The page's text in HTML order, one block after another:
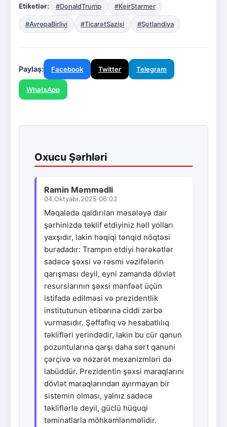
Etiketlər: #DonaldTrump #KeirStarmer
#AvropaBirliyi #TicarətSazişi #Şotlandiya
Paylaş: Facebook Twitter Telegram
WhatsApp
Oxucu Şərhləri
Ramin Məmmədli
04.Oktyabr.2025 06:03
Məqalədə qaldırılan məsələyə dair
şərhinizdə təklif etdiyiniz həll yolları
yaxşıdır, lakin həqiqi tənqid nöqtəsi
buradadır: Trampın etdiyi hərəkətlər
sadəcə şəxsi və rəsmi vəzifələrin
qarışması deyil, eyni zamanda dövlət
resurslarının şəxsi mənfəət üçün
istifadə edilməsi və prezidentlik
institutunun etibarına ciddi zərbə
vurmasıdır. Şəffaflıq və hesabatlılıq
təklifləri yerindədir, lakin bu cür qanun
pozuntularına qarşı daha sərt qanuni
çərçivə və nəzarət mexanizmləri də
labüddür. Prezidentin şəxsi maraqlarını
dövlət maraqlarından ayırmayan bir
sistemin olması, yalnız sadəcə
təkliflərlə deyil, güclü hüquqi
təminatlarla möhkəmlənməlidir.